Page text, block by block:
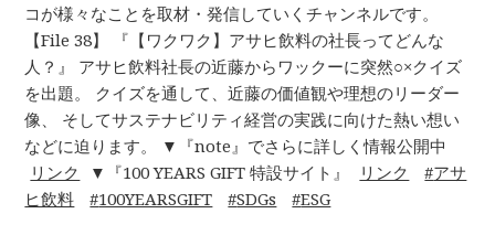
コが様々なことを取材・発信していくチャンネルです。
【File 38】 『【ワクワク】アサヒ飲料の社長ってどんな
人？​』 アサヒ飲料社長の近藤からワックーに突然○×クイズ
を出題。 クイズを通して、近藤の価値観や理想のリーダー
像、 そしてサステナビリティ経営の実践に向けた熱い想い
などに迫ります。 ▼『note』でさらに詳しく情報公開中
リンク
▼『100 YEARS GIFT 特設サイト』 リンク
アサ
ヒ飲料
100YEARSGIFT SDGs ESG